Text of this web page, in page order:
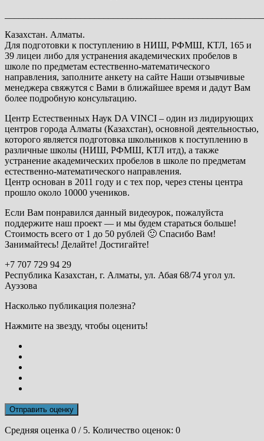
Казахстан. Алматы.
Для подготовки к поступлению в НИШ, РФМШ, КТЛ, 165 и
39 лицеи либо для устранения академических пробелов в
школе по предметам естественно-математического
направления, заполните анкету на сайте Наши отзывчивые
менеджера свяжутся с Вами в ближайшее время и дадут Вам
более подробную консультацию.
Центр Естественных Наук DA VINCI – один из лидирующих
центров города Алматы (Казахстан), основной деятельностью,
которого является подготовка школьников к поступлению в
различные школы (НИШ, РФМШ, КТЛ итд), а также
устранение академических пробелов в школе по предметам
естественно-математического направления.
Центр основан в 2011 году и с тех пор, через стены центра
прошло около 10000 учеников.
Если Вам понравился данный видеоурок, пожалуйста
поддержите наш проект — и мы будем стараться больше!
Стоимость всего от 1 до 50 рублей 🙂 Спасибо Вам!
Занимайтесь! Делайте! Достигайте!
+7 707 729 94 29
Республика Казахстан, г. Алматы, ул. Абая 68/74 угол ул.
Ауэзова
Насколько публикация полезна?
Нажмите на звезду, чтобы оценить!
Отправить оценку
Средняя оценка 0 / 5. Количество оценок: 0